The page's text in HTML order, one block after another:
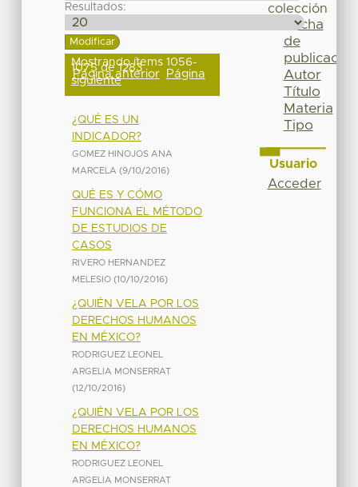
Resultados:
Mostrando ítems 1056-
1075 de 1283
Página anterior Página
siguiente
¿QUÉ ES UN
INDICADOR?
GOMEZ HINOJOS ANA
MARCELA (9/10/2016)
QUÉ ES Y CÓMO
FUNCIONA EL MÉTODO
DE ESTUDIOS DE
CASOS
RIVERO HERNANDEZ
MELESIO (10/10/2016)
¿QUIÉN VELA POR LOS
DERECHOS HUMANOS
EN MÉXICO?
RODRIGUEZ LEONEL
ARGELIA MONSERRAT
(12/10/2016)
¿QUIÉN VELA POR LOS
DERECHOS HUMANOS
EN MÉXICO?
RODRIGUEZ LEONEL
ARGELIA MONSERRAT
colección
Fecha
de
publicación
Autor
Título
Materia
Tipo
Usuario
Acceder